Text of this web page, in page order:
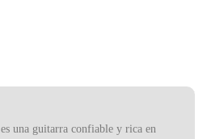
una guitarra confiable y rica en